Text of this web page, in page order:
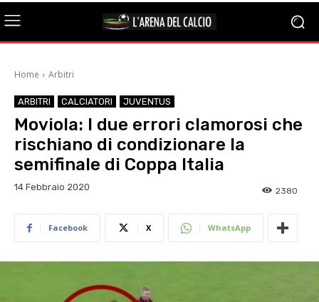
Home Arbitri
ARBITRI CALCIATORI JUVENTUS
Moviola: I due errori clamorosi che
rischiano di condizionare la
semifinale di Coppa Italia
14 Febbraio 2020 2380
Facebook X WhatsApp